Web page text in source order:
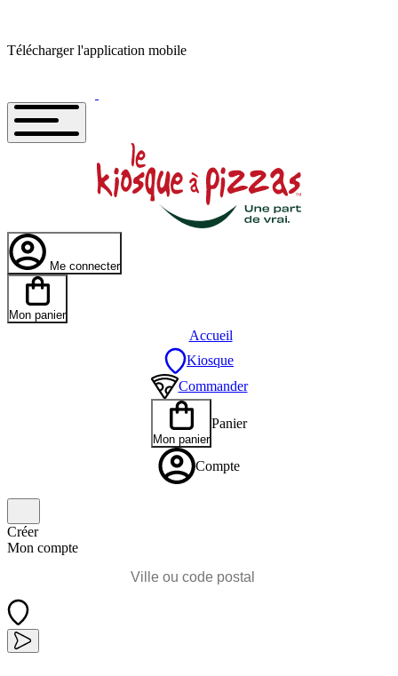
Télécharger l'application mobile
Me connecter
Mon panier
Accueil
Kiosque
Commander
Mon panier
Panier
Compte
Créer
Mon compte